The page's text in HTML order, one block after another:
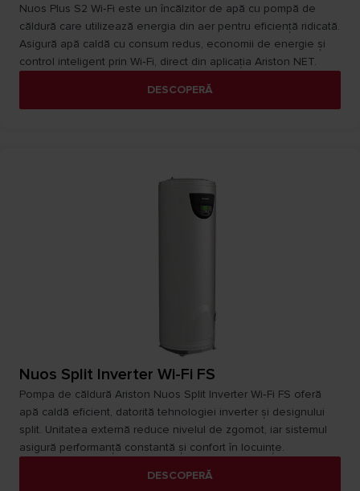
Nuos Plus S2 Wi‑Fi este un încălzitor de apă cu pompă de
căldură care utilizează energia din aer pentru eficiență ridicată.
Asigură apă caldă cu consum redus, economii de energie și
control inteligent prin Wi‑Fi, direct din aplicația Ariston NET.​
DESCOPERĂ
Nuos Split Inverter Wi-Fi FS
Pompa de căldură Ariston Nuos Split Inverter Wi‑Fi FS oferă
apă caldă eficient, datorită tehnologiei inverter și designului
split. Unitatea externă reduce nivelul de zgomot, iar sistemul
asigură performanță constantă și confort în locuințe.
DESCOPERĂ